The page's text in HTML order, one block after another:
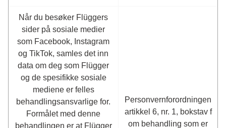
Når du besøker Flüggers
sider på sosiale medier
som Facebook, Instagram
og TikTok, samles det inn
data om deg som Flügger
og de spesifikke sosiale
mediene er felles
behandlingsansvarlige for.
Formålet med denne
behandlingen er at Flügger
Personvernforordningen
artikkel 6, nr. 1, bokstav f
om behandling som er